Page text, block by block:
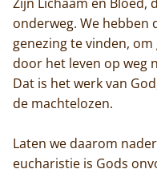
onderweg. We hebben
genezing te vinden,
door het leven op weg
Dat is het werk van
de machtelozen.
Laten we daarom
eucharistie is Gods